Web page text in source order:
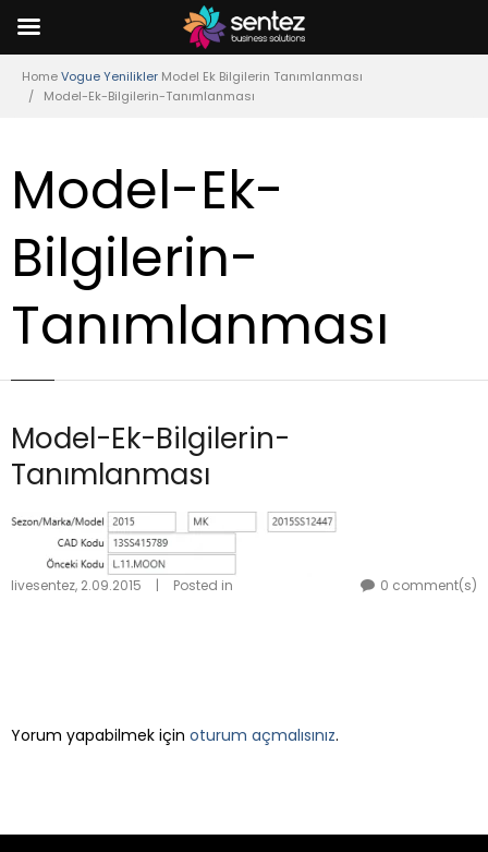
HomeVogue Yenilikler Model Ek Bilgilerin Tanımlanması
Model-Ek-Bilgilerin-Tanımlanması
Model-Ek-
Bilgilerin-
Tanımlanması
Model-Ek-Bilgilerin-
Tanımlanması
livesentez, 2.09.2015 | Posted in 0 comment(s)
Yorum yapabilmek için oturum açmalısınız.